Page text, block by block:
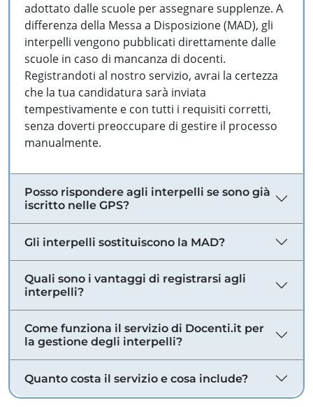
adottato dalle scuole per assegnare supplenze. A
differenza della Messa a Disposizione (MAD), gli
interpelli vengono pubblicati direttamente dalle
scuole in caso di mancanza di docenti.
Registrandoti al nostro servizio, avrai la certezza
che la tua candidatura sarà inviata
tempestivamente e con tutti i requisiti corretti,
senza doverti preoccupare di gestire il processo
manualmente.
Posso rispondere agli interpelli se sono già
iscritto nelle GPS?
Gli interpelli sostituiscono la MAD?
Quali sono i vantaggi di registrarsi agli
interpelli?
Come funziona il servizio di Docenti.it per
la gestione degli interpelli?
Quanto costa il servizio e cosa include?